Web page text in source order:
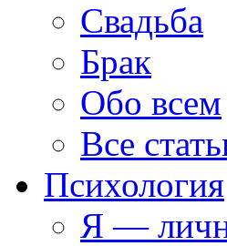
Свадьба
Брак
Обо всем
Все
Психология
Я —